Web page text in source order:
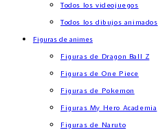
Todos los videojuegos
Todos los dibujos animados
Figuras de animes
Figuras de Dragon Ball Z
Figuras de One Piece
Figuras de Pokemon
Figuras My Hero Academia
Figuras de Naruto